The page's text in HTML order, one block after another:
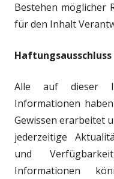
Bestehen möglicher
für den Inhalt
Haftungsausschluss
Alle auf dieser
Informationen
Gewissen erarbeitet
jederzeitige
und
Informationen